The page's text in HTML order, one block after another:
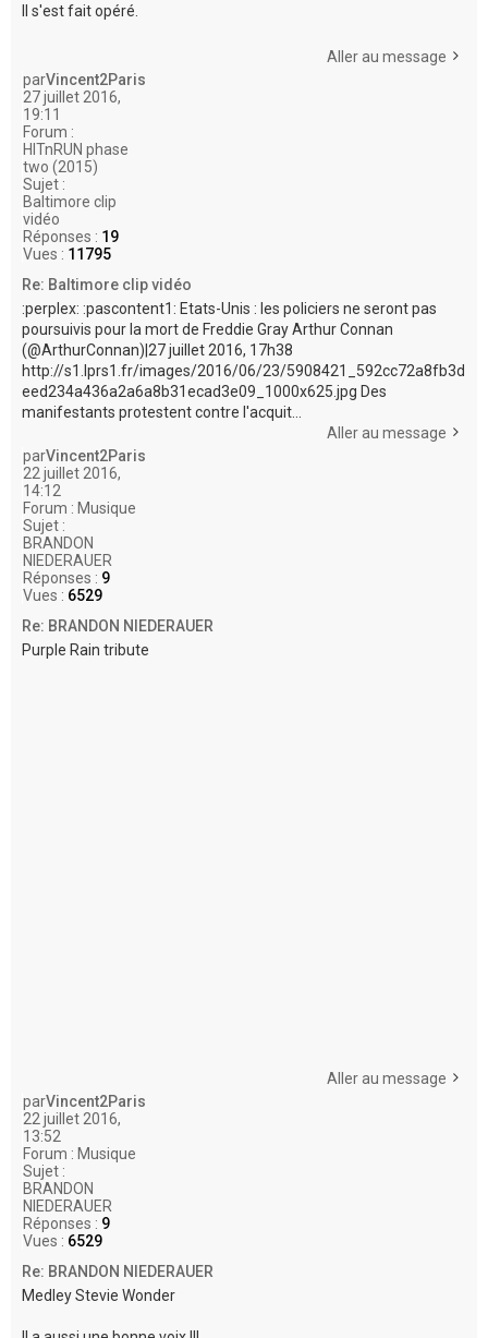
Il s'est fait opéré.
Aller au message
parVincent2Paris
27 juillet 2016,
19:11
Forum :
HITnRUN phase
two (2015)
Sujet :
Baltimore clip
vidéo
Réponses : 19
Vues : 11795
Re: Baltimore clip vidéo
:perplex: :pascontent1: Etats-Unis : les policiers ne seront pas
poursuivis pour la mort de Freddie Gray Arthur Connan
(@ArthurConnan)|27 juillet 2016, 17h38
http://s1.lprs1.fr/images/2016/06/23/5908421_592cc72a8fb3d
eed234a436a2a6a8b31ecad3e09_1000x625.jpg Des
manifestants protestent contre l'acquit...
Aller au message
parVincent2Paris
22 juillet 2016,
14:12
Forum : Musique
Sujet :
BRANDON
NIEDERAUER
Réponses : 9
Vues : 6529
Re: BRANDON NIEDERAUER
Purple Rain tribute
Aller au message
parVincent2Paris
22 juillet 2016,
13:52
Forum : Musique
Sujet :
BRANDON
NIEDERAUER
Réponses : 9
Vues : 6529
Re: BRANDON NIEDERAUER
Medley Stevie Wonder